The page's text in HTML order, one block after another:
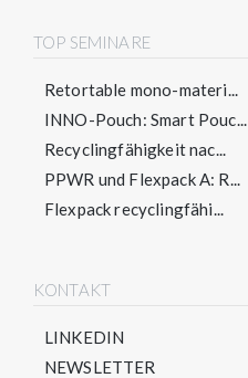
TOP SEMINARE
Retortable mono-materi...
INNO-Pouch: Smart Pouc...
Recyclingfähigkeit nac...
PPWR und Flexpack A: R...
Flexpack recyclingfähi...
KONTAKT
LINKEDIN
NEWSLETTER